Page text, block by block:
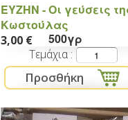
ΕYZHN - Oι γεύσεις
Κωστούλας
3,00 € 500γρ
Τεμάχια